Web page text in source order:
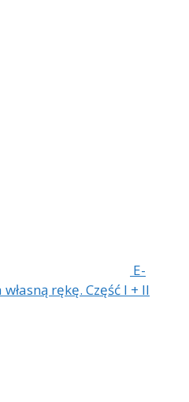
E-
rękę. Część I + II